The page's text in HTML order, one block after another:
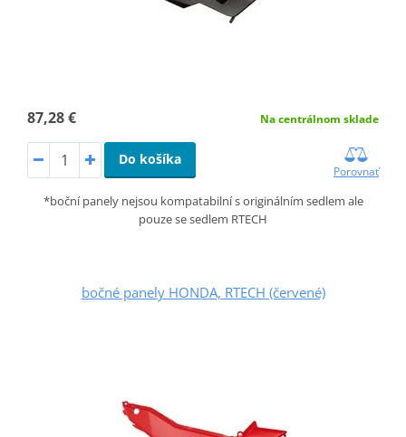
87,28 € Na centrálnom sklade
Do košíka
Porovnať
*boční panely nejsou kompatabilní s originálním sedlem ale
pouze se sedlem RTECH
bočné panely HONDA, RTECH (červené)